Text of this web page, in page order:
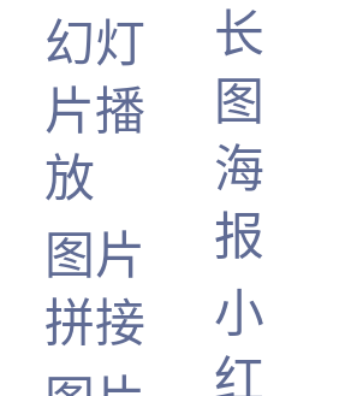
幻灯
片播
放
图片
拼接
长
图
海
报
小
红